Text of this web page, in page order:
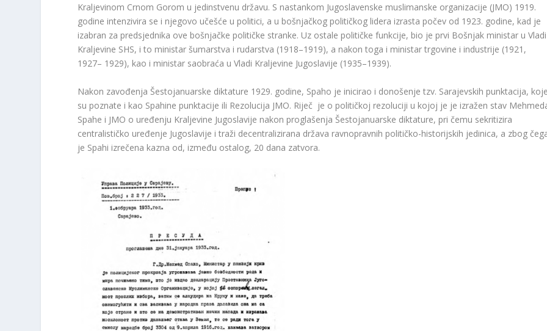
Kraljevinom Crnom Gorom u jedinstvenu državu. S nastankom Jugoslavenske muslimanske organizacije (JMO) 1919.
godine intenzivira se i njegovo učešće u politici, a u bošnjačkog političkog lidera izrasta počev od 1923. godine, kad je
izabran za predsjednika ove bošnjačke političke stranke. Uz ostale političke funkcije, bio je prvi Bošnjak ministar u Vladi
Kraljevine SHS, i to ministar šumarstva i rudarstva (1918–1919), a nakon toga i ministar trgovine i industrije (1921,
1927– 1929), kao i ministar saobraća u Vladi Kraljevine Jugoslavije (1935–1939).
Nakon zavođenja Šestojanuarske diktature 1929. godine, Spaho je inicirao i donošenje tzv. Sarajevskih punktacija,
su poznate i kao Spahine punktacije ili Rezolucija JMO. Riječ je o političkoj rezoluciji u kojoj je je izražen stav
Spahe i JMO o uređenju Kraljevine Jugoslavije nakon proglašenja Šestojanuarske diktature, pri čemu sekritizira
centralističko uređenje Jugoslavije i traži decentralizirana država ravnopravnih političko-historijskih jedinica, a zbog
je Spahi izrečena kazna od, između ostalog, 20 dana zatvora.